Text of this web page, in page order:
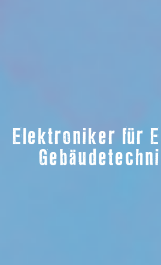
Elektroniker für